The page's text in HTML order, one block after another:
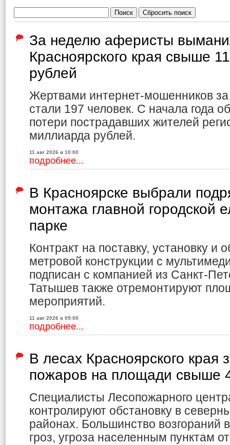
За неделю аферисты
Красноярского края свыше
рублей
Жертвами интернет-мошенников
стали 197 человек. С начала года
потери пострадавших жителей
миллиарда рублей.
11 авг 2026 в 10:00
подробнее...
В Красноярске выбрали
монтажа главной городской
парке
Контракт на поставку, установку и
метровой конструкции с
подписан с компанией из Санкт-
Татышев также отремонтируют
мероприятий.
11 авг 2026 в 09:00
подробнее...
В лесах Красноярского края
пожаров на площади свыше
Специалисты Лесопожарного
контролируют обстановку в
районах. Большинство возгораний
гроз, угроза населенным пунктам